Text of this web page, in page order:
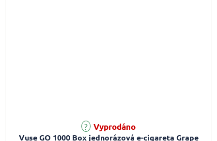
Vuse GO 1000 Box jednorázová e-cigareta Grape
Vyprodáno